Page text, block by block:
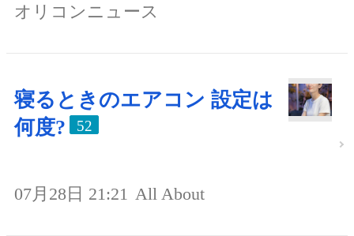
オリコンニュース
寝るときのエアコン 設定は
何度?
52
07月28日 21:21 All About